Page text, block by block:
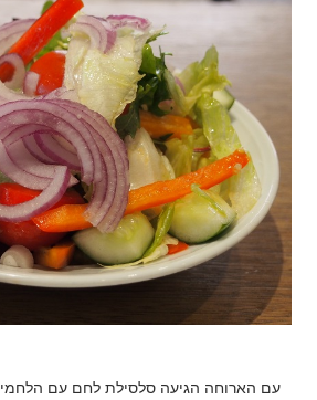
עם הארוחה הגיעה סלסילת לחם עם